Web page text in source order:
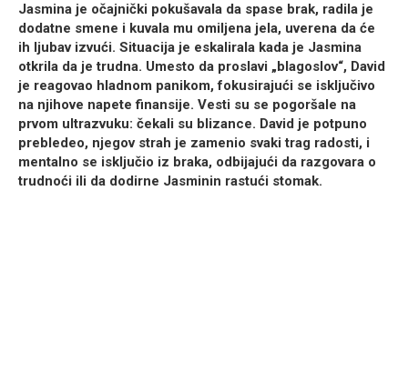
Jasmina je očajnički pokušavala da spase brak, radila je
dodatne smene i kuvala mu omiljena jela, uverena da će
ih ljubav izvući. Situacija je eskalirala kada je Jasmina
otkrila da je trudna. Umesto da proslavi „blagoslov“, David
je reagovao hladnom panikom, fokusirajući se isključivo
na njihove napete finansije. Vesti su se pogoršale na
prvom ultrazvuku: čekali su blizance. David je potpuno
prebledeo, njegov strah je zamenio svaki trag radosti, i
mentalno se isključio iz braka, odbijajući da razgovara o
trudnoći ili da dodirne Jasminin rastući stomak.